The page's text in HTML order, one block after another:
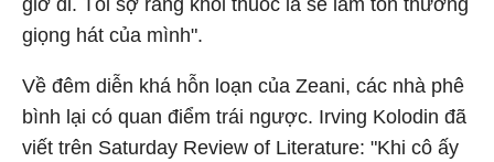
giờ đi. Tôi sợ rằng khói thuốc lá sẽ làm tổn thương
giọng hát của mình".
Về đêm diễn khá hỗn loạn của Zeani, các nhà phê
bình lại có quan điểm trái ngược. Irving Kolodin đã
viết trên Saturday Review of Literature: "Khi cô ấy